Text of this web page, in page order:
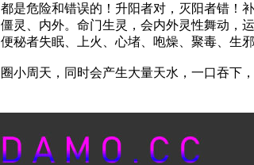
危险和错误的！升阳者对，灭阳者错！补
灵、内外。命门生灵，会内外灵性舞动
秘者失眠、上火、心堵、咆燥、聚毒、生
周天，同时会产生大量天水，一口吞下